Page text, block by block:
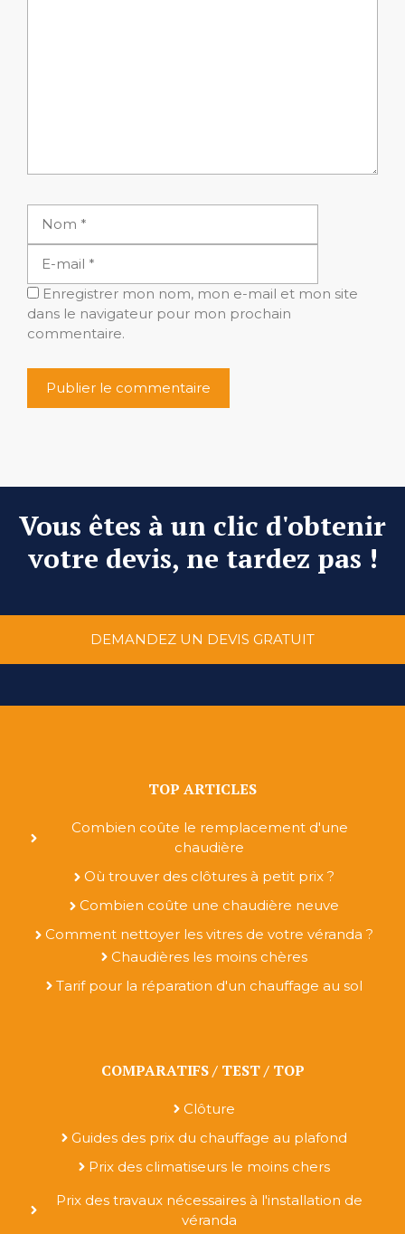
Enregistrer mon nom, mon e-mail et mon site
dans le navigateur pour mon prochain
commentaire.
Vous êtes à un clic d'obtenir
votre devis, ne tardez pas !
DEMANDEZ UN DEVIS GRATUIT
TOP ARTICLES
Combien coûte le remplacement d'une
chaudière
Où trouver des clôtures à petit prix ?
Combien coûte une chaudière neuve
Comment nettoyer les vitres de votre véranda ?
Chaudières les moins chères
Tarif pour la réparation d'un chauffage au sol
COMPARATIFS / TEST / TOP
Clôture
Guides des prix du chauffage au plafond
Prix des climatiseurs le moins chers
Prix des travaux nécessaires à l'installation de
véranda